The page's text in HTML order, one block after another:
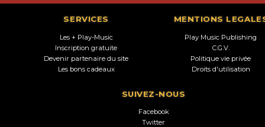
SERVICES
Les + Play-Music
Inscription gratuite
Devenir partenaire du site
Les bons cadeaux
MENTIONS
Play Music Publishing
C.G.V.
Politique vie privée
Droits d'utilisation
SUIVEZ-NOUS
Facebook
Twitter